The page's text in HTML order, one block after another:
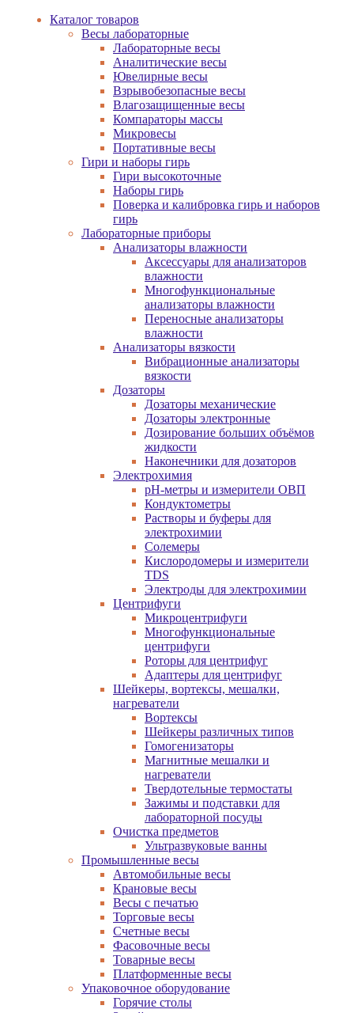
Каталог товаров
Весы лабораторные
Лабораторные весы
Аналитические весы
Ювелирные весы
Взрывобезопасные весы
Влагозащищенные весы
Компараторы массы
Микровесы
Портативные весы
Гири и наборы гирь
Гири высокоточные
Наборы гирь
Поверка и калибровка гирь и наборов
гирь
Лабораторные приборы
Анализаторы влажности
Аксессуары для анализаторов
влажности
Многофункциональные
анализаторы влажности
Переносные анализаторы
влажности
Анализаторы вязкости
Вибрационные анализаторы
вязкости
Дозаторы
Дозаторы механические
Дозаторы электронные
Дозирование больших объёмов
жидкости
Наконечники для дозаторов
Электрохимия
pH-метры и измерители ОВП
Кондуктометры
Растворы и буферы для
электрохимии
Солемеры
Кислородомеры и измерители
TDS
Электроды для электрохимии
Центрифуги
Микроцентрифуги
Многофункциональные
центрифуги
Роторы для центрифуг
Адаптеры для центрифуг
Шейкеры, вортексы, мешалки,
нагреватели
Вортексы
Шейкеры различных типов
Гомогенизаторы
Магнитные мешалки и
нагреватели
Твердотельные термостаты
Зажимы и подставки для
лабораторной посуды
Очистка предметов
Ультразвуковые ванны
Промышленные весы
Автомобильные весы
Крановые весы
Весы с печатью
Торговые весы
Счетные весы
Фасовочные весы
Товарные весы
Платформенные весы
Упаковочное оборудование
Горячие столы